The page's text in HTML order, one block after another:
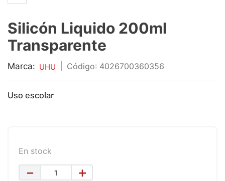
Silicón Liquido 200ml
Transparente
Marca: UHU : 4026700360356
Uso escolar
En stock
＋
－
mouse
6.
marcadores
7.
audifonos
8.
teclado
9.
impresora